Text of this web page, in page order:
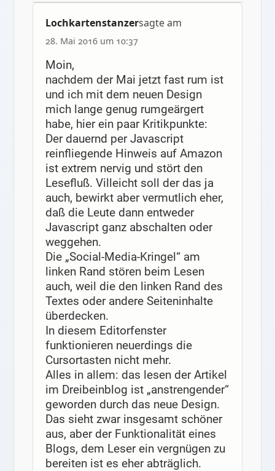
Lochkartenstanzersagte am
28. Mai 2016 um 10:37
Moin,
nachdem der Mai jetzt fast rum ist
und ich mit dem neuen Design
mich lange genug rumgeärgert
habe, hier ein paar Kritikpunkte:
Der dauernd per Javascript
reinfliegende Hinweis auf Amazon
ist extrem nervig und stört den
Lesefluß. Villeicht soll der das ja
auch, bewirkt aber vermutlich eher,
daß die Leute dann entweder
Javascript ganz abschalten oder
weggehen.
Die „Social-Media-Kringel“ am
linken Rand stören beim Lesen
auch, weil die den linken Rand des
Textes oder andere Seiteninhalte
überdecken.
In diesem Editorfenster
funktionieren neuerdings die
Cursortasten nicht mehr.
Alles in allem: das lesen der Artikel
im Dreibeinblog ist „anstrengender“
geworden durch das neue Design.
Das sieht zwar insgesamt schöner
aus, aber der Funktionalität eines
Blogs, dem Leser ein vergnügen zu
bereiten ist es eher abträglich.